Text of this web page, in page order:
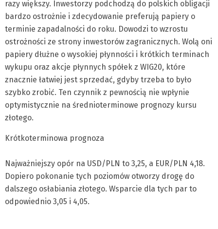
razy większy. Inwestorzy podchodzą do polskich obligacji
bardzo ostrożnie i zdecydowanie preferują papiery o
terminie zapadalności do roku. Dowodzi to wzrostu
ostrożności ze strony inwestorów zagranicznych. Wolą oni
papiery dłużne o wysokiej płynności i krótkich terminach
wykupu oraz akcje płynnych spółek z WIG20, które
znacznie łatwiej jest sprzedać, gdyby trzeba to było
szybko zrobić. Ten czynnik z pewnością nie wpłynie
optymistycznie na średnioterminowe prognozy kursu
złotego.
Krótkoterminowa prognoza
Najważniejszy opór na USD/PLN to 3,25, a EUR/PLN 4,18.
Dopiero pokonanie tych poziomów otworzy drogę do
dalszego osłabiania złotego. Wsparcie dla tych par to
odpowiednio 3,05 i 4,05.